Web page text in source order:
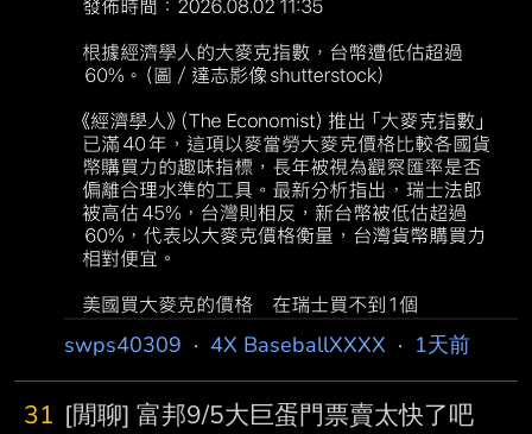
swps40309 · 4X BaseballXXXX · 1天前
31 [閒聊] 富邦9/5大巨蛋門票賣太快了吧